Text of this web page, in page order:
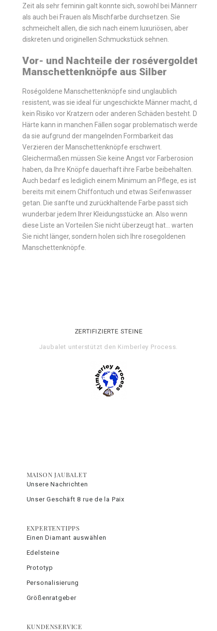
Zeit als sehr feminin galt konnte sich, sowohl bei Männern,
als auch bei Frauen als Mischfarbe durchsetzen. Sie
schmeichelt allen, die sich nach einem luxuriösen, aber
diskreten und originellen Schmuckstück sehnen.
Vor- und Nachteile der rosévergoldete
Manschettenknöpfe aus Silber
Roségoldene Manschettenknöpfe sind unglaublich
resistent, was sie ideal für ungeschickte Männer macht, da
kein Risiko vor Kratzern oder anderen Schäden besteht. Die
Härte kann in manchen Fällen sogar problematisch werden,
da sie aufgrund der mangelnden Formbarkeit das
Verzieren der Manschettenknöpfe erschwert.
Gleichermaßen müssen Sie keine Angst vor Farberosion
haben, da Ihre Knöpfe dauerhaft ihre Farbe beibehalten.
Auch bedarf es lediglich einem Minimum an Pflege, es ist
bereits mit einem Chiffontuch und etwas Seifenwasser
getan. Die sanfte und zurückhaltende Farbe passt sich
wunderbar jedem Ihrer Kleidungsstücke an. Also wenn
diese Liste an Vorteilen Sie nicht überzeugt hat… warten
Sie nicht länger, sondern holen sich Ihre rosegoldenen
Manschettenknöpfe.
ZERTIFIZIERTE STEINE
Jaubalet unterstützt den Kimberley Process
MAISON JAUBALET
Unsere Nachrichten
Unser Geschäft 8 rue de la Paix
EXPERTENTIPPS
Einen Diamant auswählen
Edelsteine
Prototyp
Personalisierung
Größenratgeber
KUNDENSERVICE